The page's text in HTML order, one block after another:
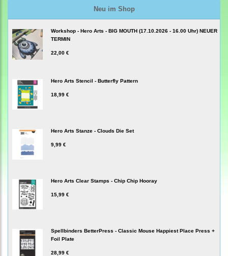
Neu im Shop
Workshop - Hero Arts - BIG MOUTH (17.10.2026 - 16.00 Uhr) NEUER
TERMIN
22,00 €
Hero Arts Stencil - Butterfly Pattern
18,99 €
Hero Arts Stanze - Clouds Die Set
9,99 €
Hero Arts Clear Stamps - Chip Chip Hooray
15,99 €
Spellbinders BetterPress - Classic Mouse Happiest Place Press +
Foil Plate
28,99 €